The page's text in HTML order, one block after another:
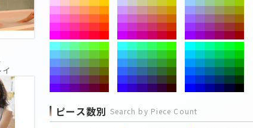
ピース数別 Search by Piece Count